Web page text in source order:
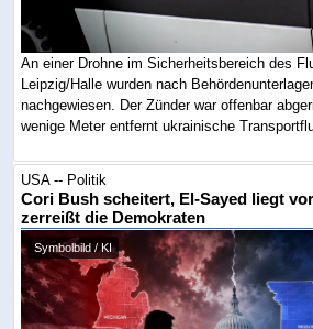
An einer Drohne im Sicherheitsbereich des
Leipzig/Halle wurden nach
nachgewiesen. Der Zünder war offenbar
wenige Meter entfernt ukrainische
USA -- Politik
Cori Bush scheitert, El-Sayed liegt
zerreißt die Demokraten
Symbolbild / KI